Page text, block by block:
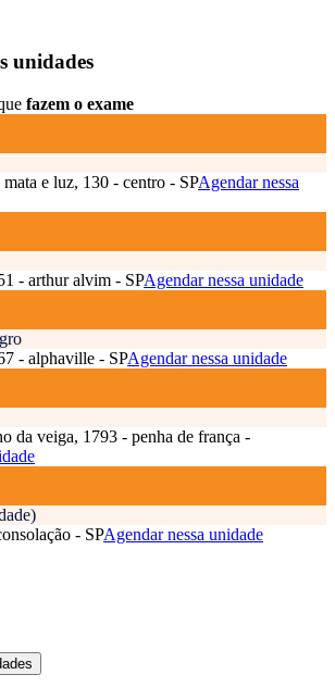
unidades
fazem o exame
e luz, 130 - centro - SPAgendar nessa
- arthur alvim - SPAgendar nessa unidade
- alphaville - SPAgendar nessa unidade
da veiga, 1793 - penha de frança -
- SPAgendar nessa unidade